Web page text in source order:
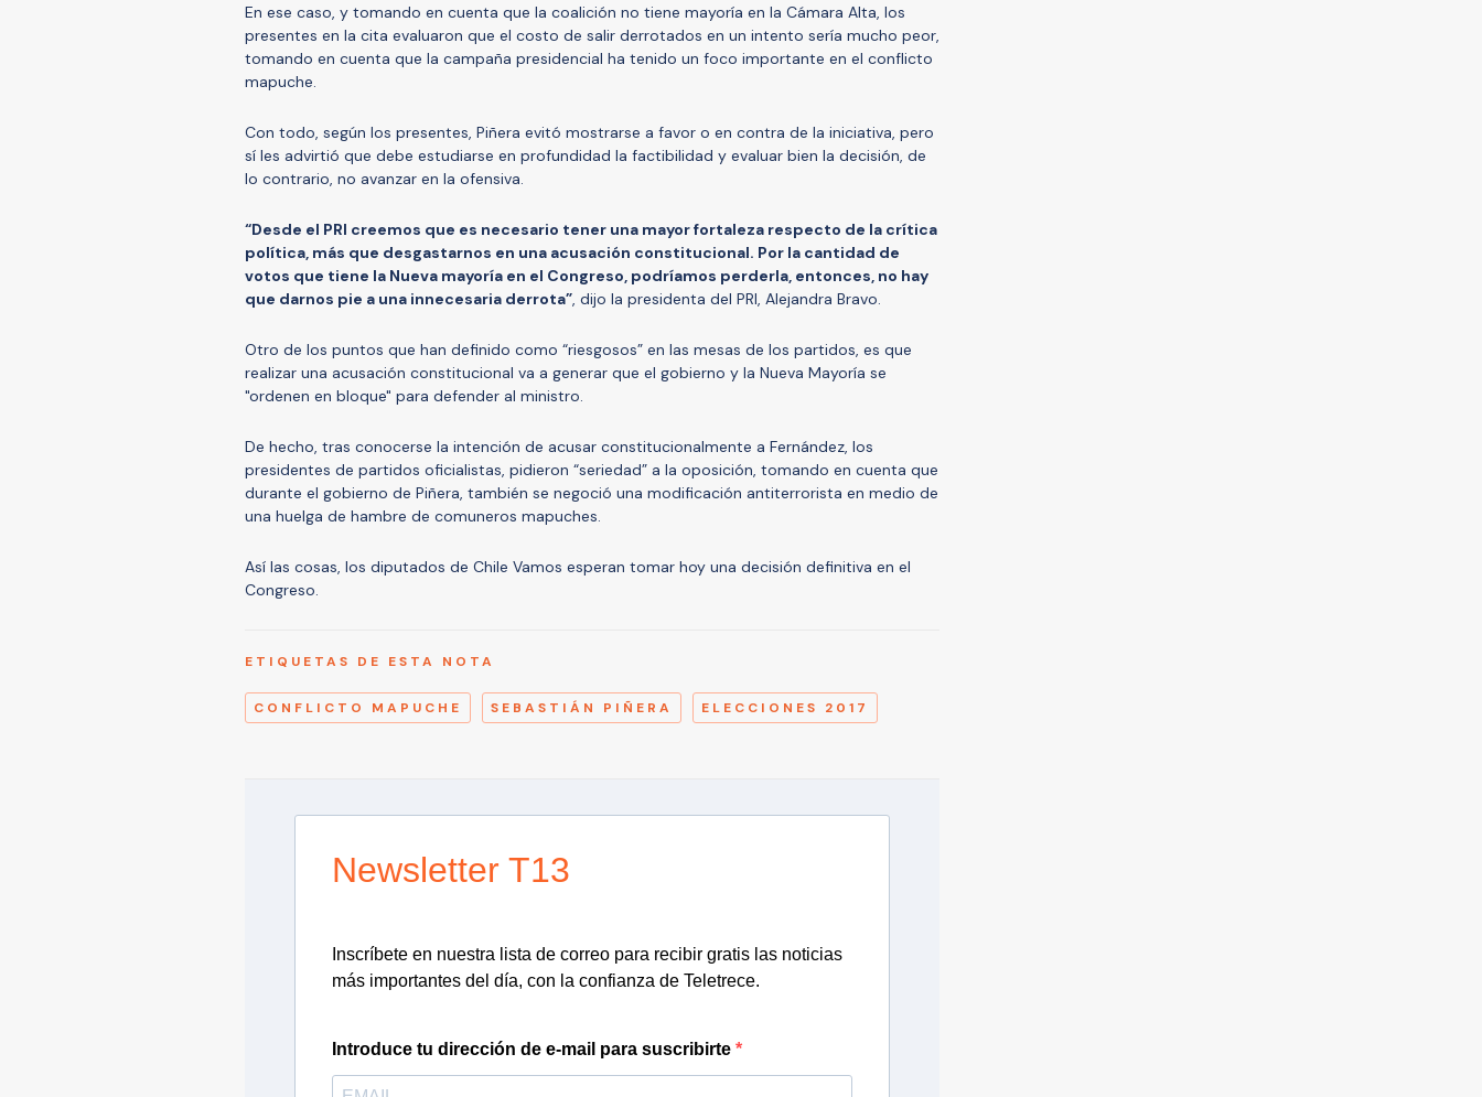
En ese caso, y tomando en cuenta que la coalición no tiene mayoría en la Cámara Alta, los
presentes en la cita evaluaron que el costo de salir derrotados en un intento sería mucho peor,
tomando en cuenta que la campaña presidencial ha tenido un foco importante en el conflicto
mapuche.
Con todo, según los presentes, Piñera evitó mostrarse a favor o en contra de la iniciativa, pero
sí les advirtió que debe estudiarse en profundidad la factibilidad y evaluar bien la decisión, de
lo contrario, no avanzar en la ofensiva.
“Desde el PRI creemos que es necesario tener una mayor fortaleza respecto de la crítica
política, más que desgastarnos en una acusación constitucional. Por la cantidad de
votos que tiene la Nueva mayoría en el Congreso, podríamos perderla, entonces, no hay
que darnos pie a una innecesaria derrota”, dijo la presidenta del PRI, Alejandra Bravo.
Otro de los puntos que han definido como “riesgosos” en las mesas de los partidos, es que
realizar una acusación constitucional va a generar que el gobierno y la Nueva Mayoría se
"ordenen en bloque" para defender al ministro.
De hecho, tras conocerse la intención de acusar constitucionalmente a Fernández, los
presidentes de partidos oficialistas, pidieron “seriedad” a la oposición, tomando en cuenta que
durante el gobierno de Piñera, también se negoció una modificación antiterrorista en medio de
una huelga de hambre de comuneros mapuches.
Así las cosas, los diputados de Chile Vamos esperan tomar hoy una decisión definitiva en el
Congreso.
ETIQUETAS DE ESTA NOTA
CONFLICTO MAPUCHE SEBASTIÁN PIÑERA ELECCIONES 2017
Newsletter T13
Inscríbete en nuestra lista de correo para recibir gratis las noticias
más importantes del día, con la confianza de Teletrece.
Introduce tu dirección de e-mail para suscribirte